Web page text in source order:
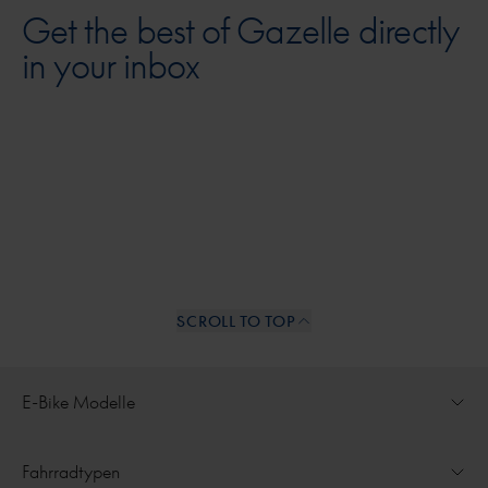
Get the best of Gazelle directly
in your inbox
SCROLL TO TOP
Dropdown öffnen für
E-Bike Modelle
Alle Modelle
Dropdown öffnen für
Fahrradtypen